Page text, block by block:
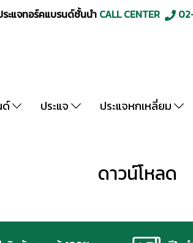
ระแจทอร์คแบรนด์ชั้นนำ CALL CENTER
ด์ ประแจ ประแจหกเหลี่ยม
ดาวน์โหลด